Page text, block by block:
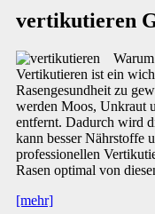
vertikutieren
Vertikutieren ist ein
Rasengesundheit zu
werden Moos, Unkraut
entfernt. Dadurch wird
kann besser Nährstoffe
professionellen
Rasen optimal von
[mehr]